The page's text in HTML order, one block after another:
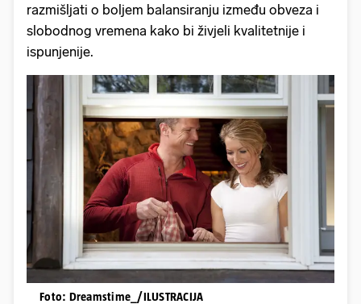
razmišljati o boljem balansiranju između obveza i
slobodnog vremena kako bi živjeli kvalitetnije i
ispunjenije.
Foto: Dreamstime_/ILUSTRACIJA